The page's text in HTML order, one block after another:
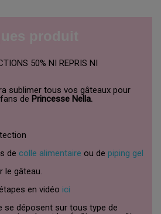
50% NI REPRIS NI
sublimer tous vos gâteaux pour
de Princesse Nella.
de colle alimentaire ou de piping gel
le gâteau.
en vidéo ici
se déposent sur tous type de